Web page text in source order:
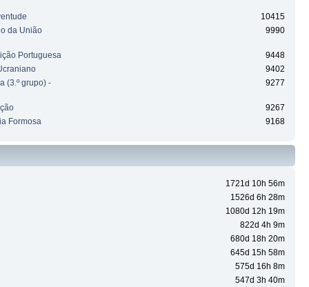
10415
da União
9990
Portuguesa
9448
9402
(3.º grupo) -
9277
9267
Formosa
9168
1721d 10h 56m
1526d 6h 28m
1080d 12h 19m
822d 4h 9m
680d 18h 20m
645d 15h 58m
575d 16h 8m
547d 3h 40m